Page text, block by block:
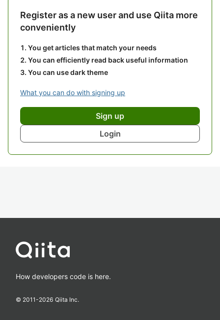
Register as a new user and use Qiita more
conveniently
You get articles that match your needs
You can efficiently read back useful information
You can use dark theme
What you can do with signing up
Sign up
Login
How developers code is here.
© 2011-2026 Qiita Inc.